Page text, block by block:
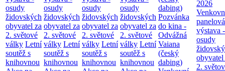
osudy
židovských
obyvatel za
2. světové
války Letní
soutěž s
knihovnou
osudy
židovských
obyvatel za
2. světové
války Letní
soutěž s
knihovnou
osudy
židovských
obyvatel za
2. světové
války Letní
soutěž s
knihovnou
osudy
židovských
obyvatel za
2. světové
války Letní
soutěž s
knihovnou
dabing)
Pozvánka
do kina -
Odvážná
Vaiana
(český
dabing)
2026
panelová
výstava -
osudy
obyvatel
2.